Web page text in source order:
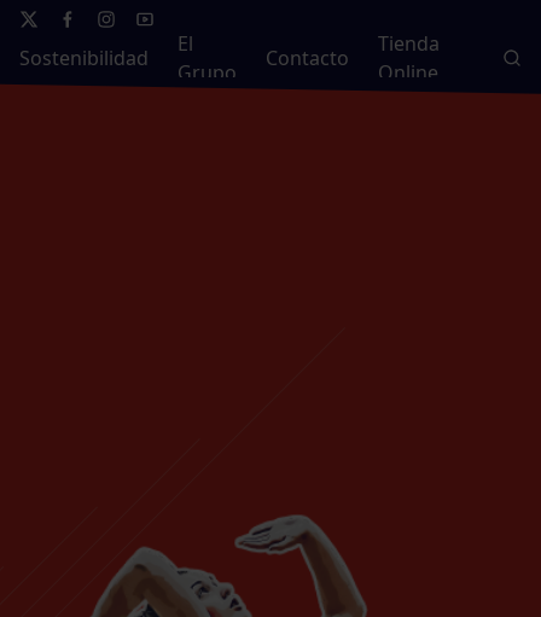
Sostenibilidad
El
Grupo
Contacto
Tienda
Online